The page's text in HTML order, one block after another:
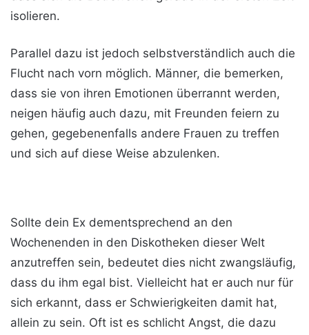
isolieren.
Parallel dazu ist jedoch selbstverständlich auch die
Flucht nach vorn möglich. Männer, die bemerken,
dass sie von ihren Emotionen überrannt werden,
neigen häufig auch dazu, mit Freunden feiern zu
gehen, gegebenenfalls andere Frauen zu treffen
und sich auf diese Weise abzulenken.
Sollte dein Ex dementsprechend an den
Wochenenden in den Diskotheken dieser Welt
anzutreffen sein, bedeutet dies nicht zwangsläufig,
dass du ihm egal bist. Vielleicht hat er auch nur für
sich erkannt, dass er Schwierigkeiten damit hat,
allein zu sein. Oft ist es schlicht Angst, die dazu